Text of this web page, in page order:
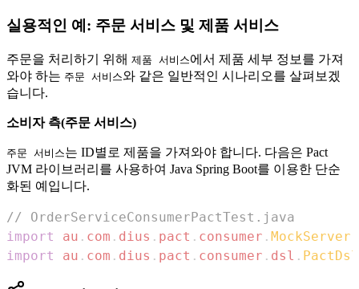
실용적인 예: 주문 서비스 및 제품 서비스
주문을 처리하기 위해 제품 서비스에서 제품 세부 정보를 가져
와야 하는 주문 서비스와 같은 일반적인 시나리오를 살펴보겠
습니다.
소비자 측(주문 서비스)
주문 서비스는 ID별로 제품을 가져와야 합니다. 다음은 Pact
JVM 라이브러리를 사용하여 Java Spring Boot를 이용한 단순
화된 예입니다.
// OrderServiceConsumerPactTest.java
import
au . com . dius . pact . consumer . MockServer
import
au . com . dius . pact . consumer . dsl .